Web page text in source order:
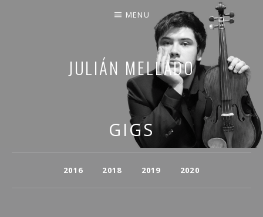
JULIÁN MELLADO
COMPARTO PARTE DE MI VIDA
MENU
GIGS
2016 2018 2019 2020